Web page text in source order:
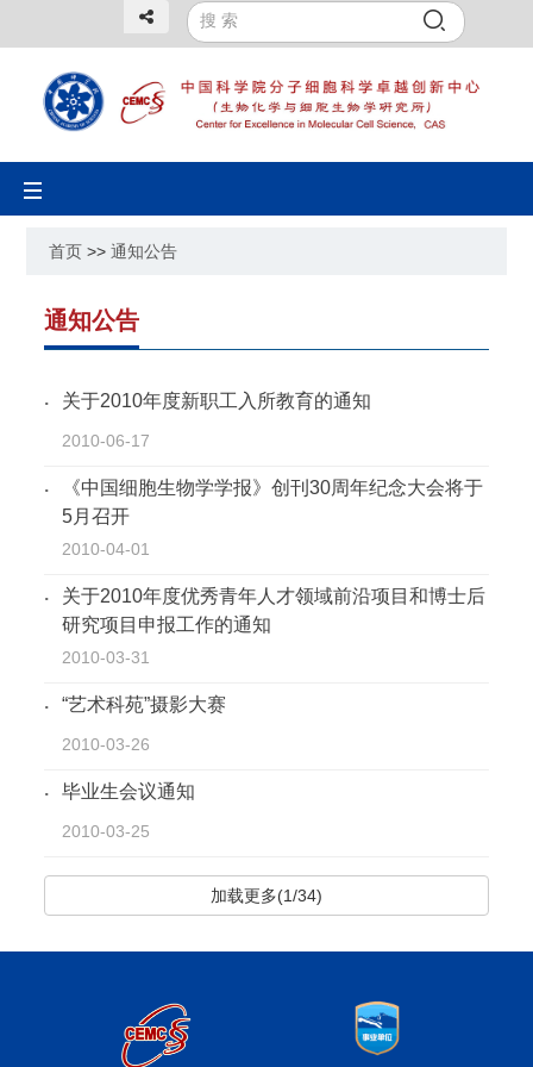
Toggle
navigation
首页 >>通知公告
通知公告
关于2010年度新职工入所教育的通知
2010-06-17
《中国细胞生物学学报》创刊30周年纪念大会将于
5月召开
2010-04-01
关于2010年度优秀青年人才领域前沿项目和博士后
研究项目申报工作的通知
2010-03-31
“艺术科苑”摄影大赛
2010-03-26
毕业生会议通知
2010-03-25
加载更多(1/34)